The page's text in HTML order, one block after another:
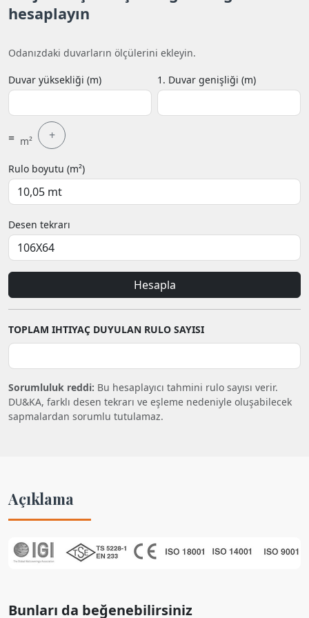
hesaplayın
Odanızdaki duvarların ölçülerini ekleyin.
Duvar yüksekliği (m) 1. Duvar genişliği (m)
= m² +
Rulo boyutu (m²)
Desen tekrarı
Hesapla
TOPLAM IHTIYAÇ DUYULAN RULO SAYISI
Sorumluluk reddi: Bu hesaplayıcı tahmini rulo sayısı verir.
DU&KA, farklı desen tekrarı ve eşleme nedeniyle oluşabilecek
sapmalardan sorumlu tutulamaz.
Açıklama
Bunları da beğenebilirsiniz